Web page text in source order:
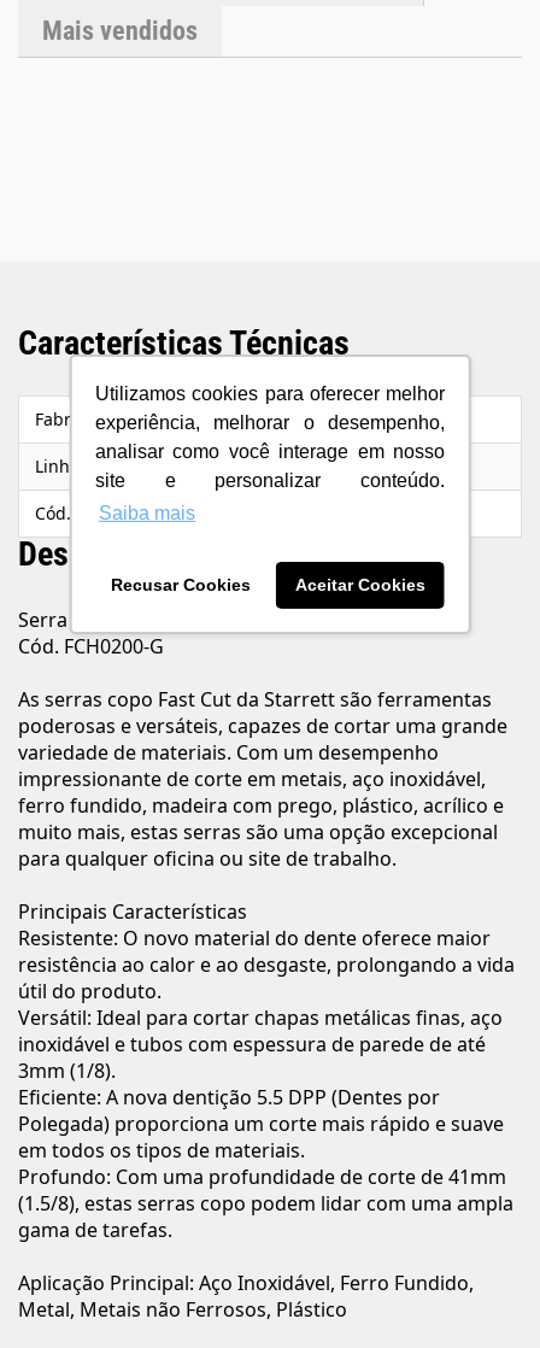
Utilizamos cookies para oferecer melhor
experiência, melhorar o desempenho,
analisar como você interage em nosso
site e personalizar conteúdo.
Saiba mais
Recusar Cookies Aceitar Cookies
Mais vendidos
Características Técnicas
Fabricante Starrett
Linha/Modelo Fast Cut
Cód. Fabricante
Descrição do Produto
Serra Copo Bi-Metal Fast Cut 51mm 2" Starrett
Cód. FCH0200-G
As serras copo Fast Cut da Starrett são ferramentas
poderosas e versáteis, capazes de cortar uma grande
variedade de materiais. Com um desempenho
impressionante de corte em metais, aço inoxidável,
ferro fundido, madeira com prego, plástico, acrílico e
muito mais, estas serras são uma opção excepcional
para qualquer oficina ou site de trabalho.
Principais Características
Resistente: O novo material do dente oferece maior
resistência ao calor e ao desgaste, prolongando a vida
útil do produto.
Versátil: Ideal para cortar chapas metálicas finas, aço
inoxidável e tubos com espessura de parede de até
3mm (1/8).
Eficiente: A nova dentição 5.5 DPP (Dentes por
Polegada) proporciona um corte mais rápido e suave
em todos os tipos de materiais.
Profundo: Com uma profundidade de corte de 41mm
(1.5/8), estas serras copo podem lidar com uma ampla
gama de tarefas.
Aplicação Principal: Aço Inoxidável, Ferro Fundido,
Metal, Metais não Ferrosos, Plástico